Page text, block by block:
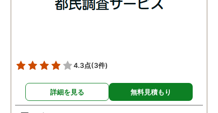
拠を手に入れることができ
れました。調査の結果、
す。探偵の説明は全て調
報告書にも書かれており
写真を確認することもで
4.3点(3件)
詳細を見る 無料見積もり